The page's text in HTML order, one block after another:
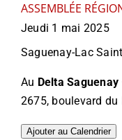
ASSEMBLÉE
Jeudi 1 mai 2025
Saguenay-Lac
Au Delta
2675, boulevard du
Ajouter au Calendrier